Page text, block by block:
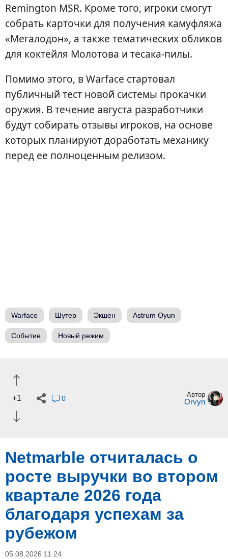
Remington MSR. Кроме того, игроки смогут
собрать карточки для получения камуфляжа
«Мегалодон», а также тематических обликов
для коктейля Молотова и тесака-пилы.
Помимо этого, в Warface стартовал
публичный тест новой системы прокачки
оружия. В течение августа разработчики
будут собирать отзывы игроков, на основе
которых планируют доработать механику
перед ее полноценным релизом.
Warface Шутер Экшен Astrum Oyun
Событие Новый режим
+1 0 Автор
Orvyn
Netmarble отчиталась о
росте выручки во втором
квартале 2026 года
благодаря успехам за
рубежом
05.08.2026 11:24